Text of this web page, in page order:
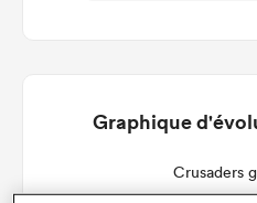
Graphique
Crusaders